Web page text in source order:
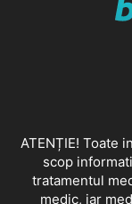
ATENȚIE! Toate
scop
tratamentul
medic, iar